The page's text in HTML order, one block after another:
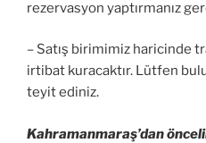
rezervasyon yaptırmanız
– Satış birimimiz haricinde
irtibat kuracaktır. Lütfen
teyit ediniz.
Kahramanmaraş’dan